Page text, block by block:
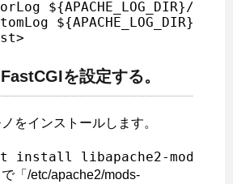
を設定する。
をインストールします。
install libapache2-mod-
「/etc/apache2/mods-